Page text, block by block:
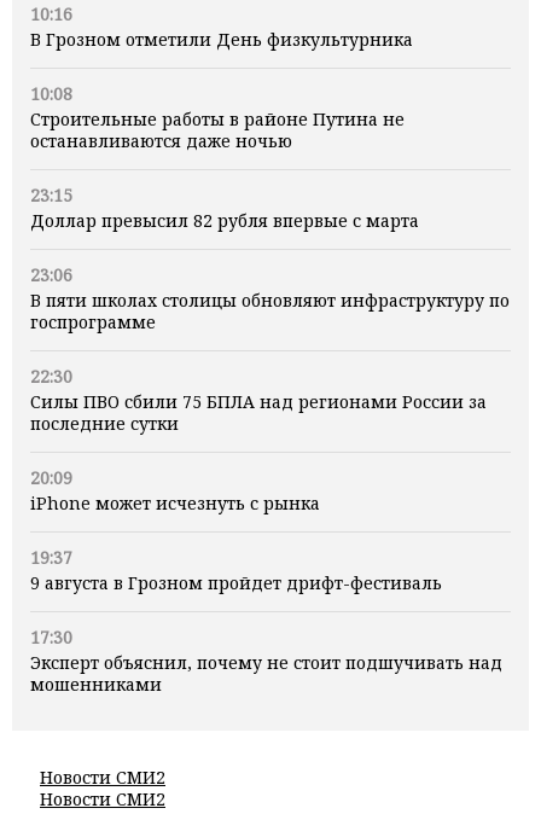
10:16
В Грозном отметили День физкультурника
10:08
Строительные работы в районе Путина не
останавливаются даже ночью
23:15
Доллар превысил 82 рубля впервые с марта
23:06
В пяти школах столицы обновляют инфраструктуру по
госпрограмме
22:30
Силы ПВО сбили 75 БПЛА над регионами России за
последние сутки
20:09
iPhone может исчезнуть с рынка
19:37
9 августа в Грозном пройдет дрифт-фестиваль
17:30
Эксперт объяснил, почему не стоит подшучивать над
мошенниками
Новости СМИ2
Новости СМИ2